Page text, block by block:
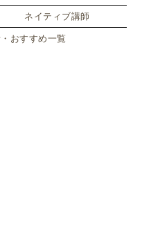
ネイティブ講師
おすすめ一覧